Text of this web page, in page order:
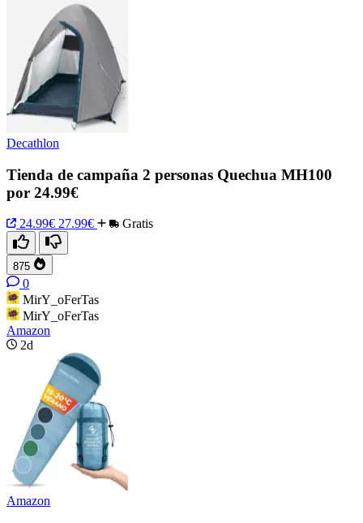
Decathlon
Tienda de campaña 2 personas Quechua MH100
por 24.99€
24.99€ 27.99€ Gratis
875
0
MirY_oFerTas
MirY_oFerTas
Amazon
2d
Amazon